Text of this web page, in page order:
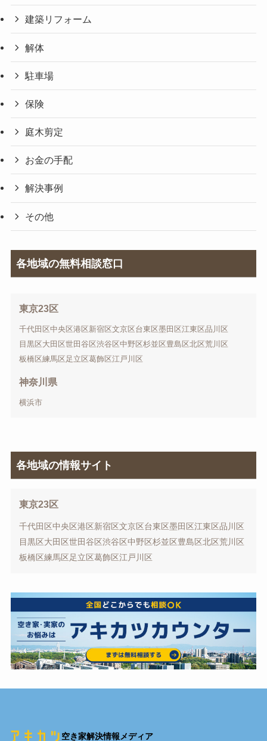
建築リフォーム
解体
駐車場
保険
庭木剪定
お金の手配
解決事例
その他
各地域の無料相談窓口
東京23区
千代田区中央区港区新宿区文京区台東区墨田区江東区品川区
目黒区大田区世田谷区渋谷区中野区杉並区豊島区北区荒川区
板橋区練馬区 足立区葛飾区江戸川区
神奈川県
横浜市
各地域の情報サイト
東京23区
千代田区中央区港区新宿区文京区台東区墨田区江東区品川区
目黒区大田区世田谷区渋谷区中野区杉並区豊島区北区荒川区
板橋区練馬区足立区葛飾区江戸川区
空き家解決情報メディア